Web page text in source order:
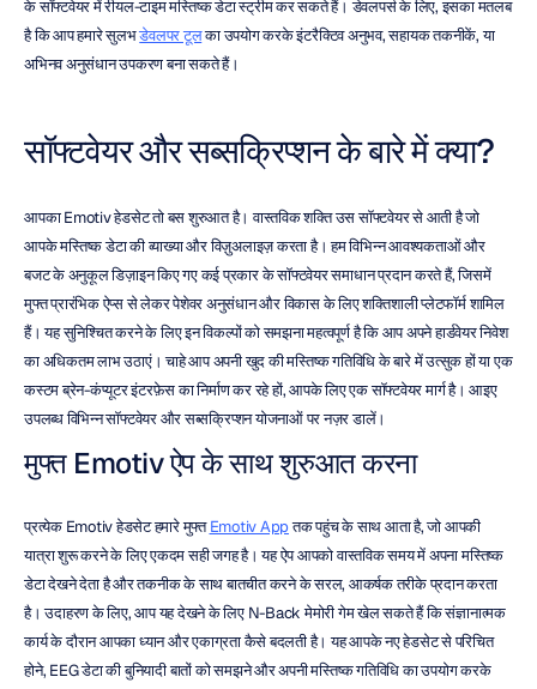
के सॉफ्टवेयर में रीयल-टाइम मस्तिष्क डेटा स्ट्रीम कर सकते हैं। डेवलपर्स के लिए, इसका मतलब
है कि आप हमारे सुलभ डेवलपर टूल का उपयोग करके इंटरैक्टिव अनुभव, सहायक तकनीकें, या
अभिनव अनुसंधान उपकरण बना सकते हैं।
सॉफ्टवेयर और सब्सक्रिप्शन के बारे में क्या?
आपका Emotiv हेडसेट तो बस शुरुआत है। वास्तविक शक्ति उस सॉफ्टवेयर से आती है जो
आपके मस्तिष्क डेटा की व्याख्या और विज़ुअलाइज़ करता है। हम विभिन्न आवश्यकताओं और
बजट के अनुकूल डिज़ाइन किए गए कई प्रकार के सॉफ्टवेयर समाधान प्रदान करते हैं, जिसमें
मुफ्त प्रारंभिक ऐप्स से लेकर पेशेवर अनुसंधान और विकास के लिए शक्तिशाली प्लेटफॉर्म शामिल
हैं। यह सुनिश्चित करने के लिए इन विकल्पों को समझना महत्वपूर्ण है कि आप अपने हार्डवेयर निवेश
का अधिकतम लाभ उठाएं। चाहे आप अपनी खुद की मस्तिष्क गतिविधि के बारे में उत्सुक हों या एक
कस्टम ब्रेन-कंप्यूटर इंटरफ़ेस का निर्माण कर रहे हों, आपके लिए एक सॉफ्टवेयर मार्ग है। आइए
उपलब्ध विभिन्न सॉफ्टवेयर और सब्सक्रिप्शन योजनाओं पर नज़र डालें।
मुफ्त Emotiv ऐप के साथ शुरुआत करना
प्रत्येक Emotiv हेडसेट हमारे मुफ्त Emotiv App तक पहुंच के साथ आता है, जो आपकी
यात्रा शुरू करने के लिए एकदम सही जगह है। यह ऐप आपको वास्तविक समय में अपना मस्तिष्क
डेटा देखने देता है और तकनीक के साथ बातचीत करने के सरल, आकर्षक तरीके प्रदान करता
है। उदाहरण के लिए, आप यह देखने के लिए N-Back मेमोरी गेम खेल सकते हैं कि संज्ञानात्मक
कार्य के दौरान आपका ध्यान और एकाग्रता कैसे बदलती है। यह आपके नए हेडसेट से परिचित
होने, EEG डेटा की बुनियादी बातों को समझने और अपनी मस्तिष्क गतिविधि का उपयोग करके